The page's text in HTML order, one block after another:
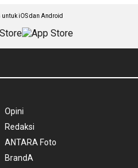
iOS dan Android
Opini
Redaksi
ANTARA Foto
BrandA